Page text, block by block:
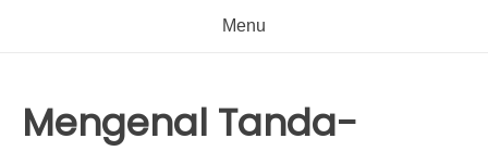
Menu
Mengenal Tanda-